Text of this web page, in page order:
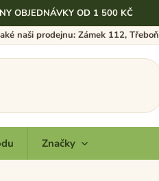
OBJEDNÁVKY OD 1 500 KČ
naši prodejnu: Zámek 112, Třeboň
Značky